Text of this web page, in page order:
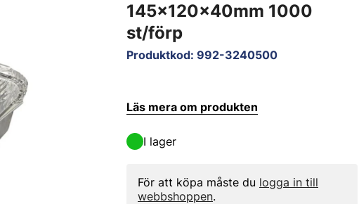
145x120x40mm 1000
st/förp
Produktkod: 992-3240500
Läs mera om produkten
I lager
För att köpa måste du logga in till
webbshoppen.